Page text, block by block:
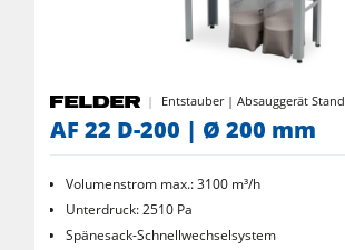
Entstauber | Absauggerät Stand
AF 22 D-200 | Ø 200 mm
Volumenstrom max.: 3100 m³/h
Unterdruck: 2510 Pa
Spänesack-Schnellwechselsystem